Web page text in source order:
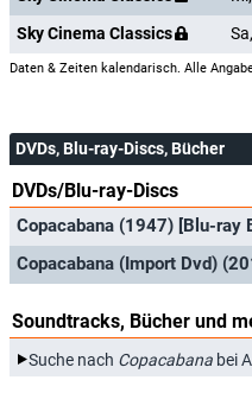
Sky Cinema Classics
Daten & Zeiten kalendarisch. Alle
DVDs, Blu-ray-Discs, Bücher
DVDs/Blu-ray-Discs
Copacabana (1947) [Blu-ray
Soundtracks, Bücher und
Suche nach Copacabana bei